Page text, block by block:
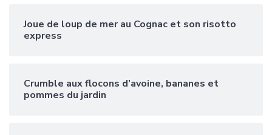
Joue de loup de mer au Cognac et son risotto
express
Crumble aux flocons d’avoine, bananes et
pommes du jardin